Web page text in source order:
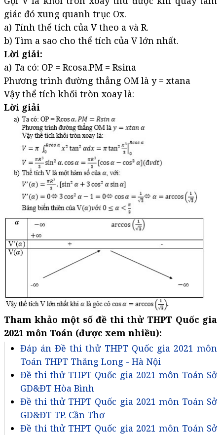
giác đó xung quanh trục Ox.
a) Tính thể tích của V theo a và R.
b) Tìm a sao cho thể tích của V lớn nhất.
Lời giải:
a) Ta có: OP = Rcosa.PM = Rsina
Phương trình đường thẳng OM là y = xtana
Vậy thể tích khối tròn xoay là:
Lời giải
Tham khảo một số đề thi thử THPT Quốc gia
2021 môn Toán (được xem nhiều):
Đáp án Đề thi thử THPT Quốc gia 2021 môn
Toán THPT Thăng Long - Hà Nội
Đề thi thử THPT Quốc gia 2021 môn Toán Sở
GD&ĐT Hòa Bình
Đề thi thử THPT Quốc gia 2021 môn Toán Sở
GD&ĐT TP. Cần Thơ
Đề thi thử THPT Quốc gia 2021 môn Toán Sở